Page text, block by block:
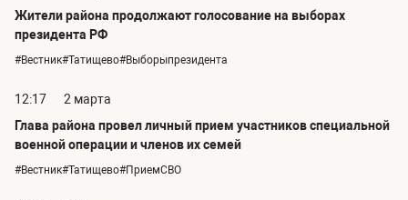
Жители района продолжают голосование на выборах
президента РФ
#Вестник#Татищево#Выборыпрезидента
12:17
2 марта
Глава района провел личный прием участников специальной
военной операции и членов их семей
#Вестник#Татищево#ПриемСВО